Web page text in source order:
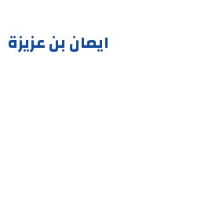
ايمان بن عزيزة